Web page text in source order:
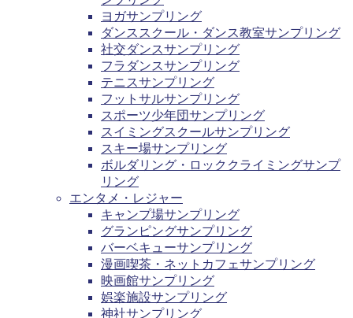
ヨガサンプリング
ダンススクール・ダンス教室サンプリング
社交ダンスサンプリング
フラダンスサンプリング
テニスサンプリング
フットサルサンプリング
スポーツ少年団サンプリング
スイミングスクールサンプリング
スキー場サンプリング
ボルダリング・ロッククライミングサンプ
リング
エンタメ・レジャー
キャンプ場サンプリング
グランピングサンプリング
バーベキューサンプリング
漫画喫茶・ネットカフェサンプリング
映画館サンプリング
娯楽施設サンプリング
神社サンプリング